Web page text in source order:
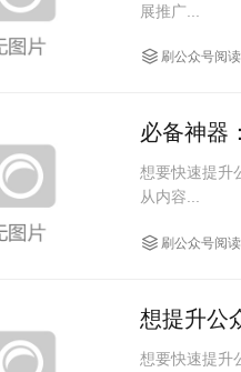
展推广...
刷公众号阅
必备神器
想要快速提升
从内容...
刷公众号阅
想提升公
想要快速提升